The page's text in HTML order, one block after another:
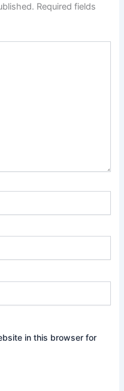
Required fields
in this browser for